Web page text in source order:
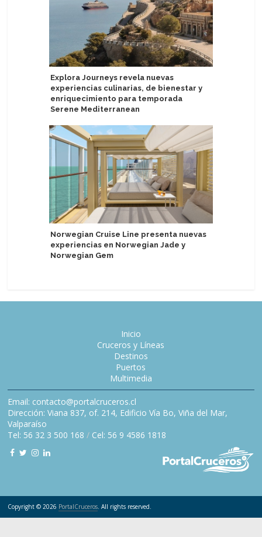
Explora Journeys revela nuevas
experiencias culinarias, de bienestar y
enriquecimiento para temporada
Serene Mediterranean
Norwegian Cruise Line presenta nuevas
experiencias en Norwegian Jade y
Norwegian Gem
Inicio
Cruceros y Líneas
Destinos
Puertos
Multimedia
Email: contacto@portalcruceros.cl
Dirección: Viana 837, of. 214, Edificio Vía Bo, Viña del Mar,
Valparaíso
Tel: 56 32 3 500 168 / Cel: 56 9 4586 1818
Copyright © 2026 PortalCruceros. All rights reserved.